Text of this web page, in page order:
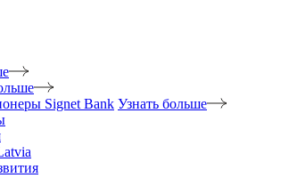
Signet Bank Узнать больше